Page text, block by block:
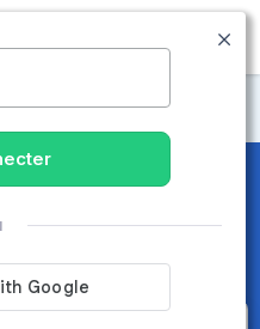
MENU
Maritime
et EHPAD
(17300)